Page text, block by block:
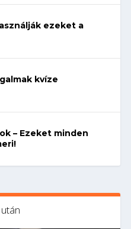
ezeket a
kvíze
– Ezeket minden